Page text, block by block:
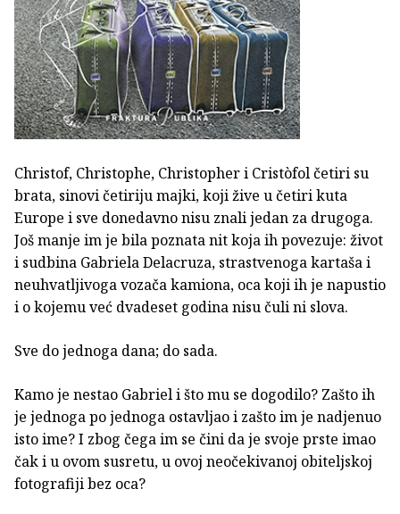
Christof, Christophe, Christopher i Cristòfol četiri su
brata, sinovi četiriju majki, koji žive u četiri kuta
Europe i sve donedavno nisu znali jedan za drugoga.
Još manje im je bila poznata nit koja ih povezuje: život
i sudbina Gabriela Delacruza, strastvenoga kartaša i
neuhvatljivoga vozača kamiona, oca koji ih je napustio
i o kojemu već dvadeset godina nisu čuli ni slova.
Sve do jednoga dana; do sada.
Kamo je nestao Gabriel i što mu se dogodilo? Zašto ih
je jednoga po jednoga ostavljao i zašto im je nadjenuo
isto ime? I zbog čega im se čini da je svoje prste imao
čak i u ovom susretu, u ovoj neočekivanoj obiteljskoj
fotografiji bez oca?